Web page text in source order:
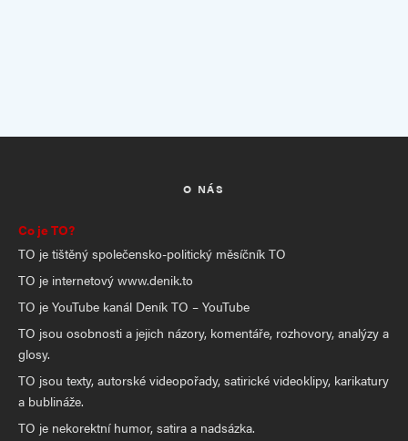
O NÁS
Co je TO?
TO je tištěný společensko-politický měsíčník TO
TO je internetový www.denik.to
TO je YouTube kanál Deník TO – YouTube
TO jsou osobnosti a jejich názory, komentáře, rozhovory, analýzy a
glosy.
TO jsou texty, autorské videopořady, satirické videoklipy, karikatury
a bublináže.
TO je nekorektní humor, satira a nadsázka.